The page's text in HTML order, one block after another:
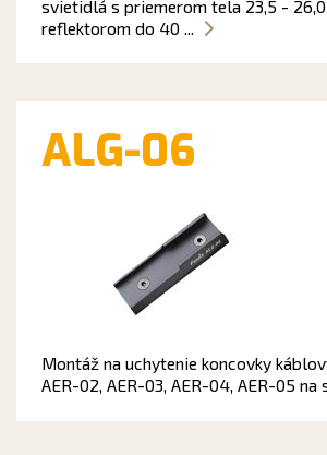
svietidlá s priemerom tela 23,5 -
reflektorom do 40 ...
ALG-06
Montáž na uchytenie koncovky
AER-02, AER-03, AER-04, AER-05 na